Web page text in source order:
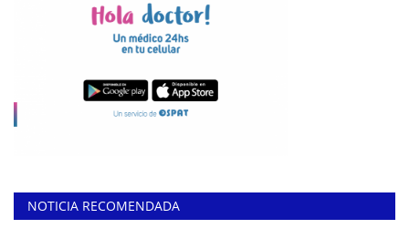
NOTICIA RECOMENDADA